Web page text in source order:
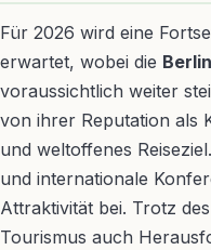
Für 2026 wird eine
erwartet, wobei die
voraussichtlich weiter
von ihrer Reputation als
und weltoffenes
und internationale
Attraktivität bei. Trotz
Tourismus auch